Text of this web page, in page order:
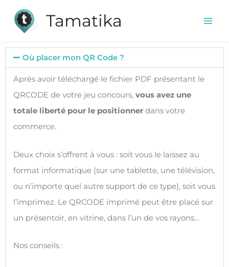
Tamatika
Où placer mon QR Code ?
Après avoir téléchargé le fichier PDF présentant le
QRCODE de votre jeu concours, vous avez une
totale liberté pour le positionner dans votre
commerce.
Deux choix s’offrent à vous : soit vous le laissez au
format informatique (sur une tablette, une télévision,
ou n’importe quel autre support de ce type), soit vous
l’imprimez. Le QRCODE imprimé peut être placé sur
un présentoir, en vitrine, dans l’un de vos rayons…
Nos conseils :